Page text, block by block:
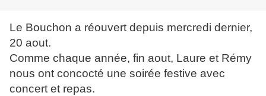
Le Bouchon a réouvert depuis mercredi dernier,
20 aout.
Comme chaque année, fin aout, Laure et Rémy
nous ont concocté une soirée festive avec
concert et repas.